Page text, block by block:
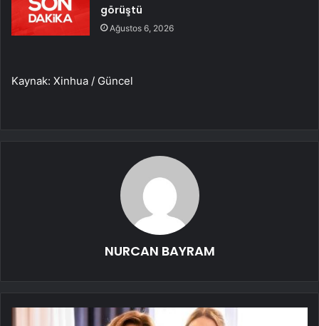
görüştü
Ağustos 6, 2026
Kaynak: Xinhua / Güncel
NURCAN BAYRAM